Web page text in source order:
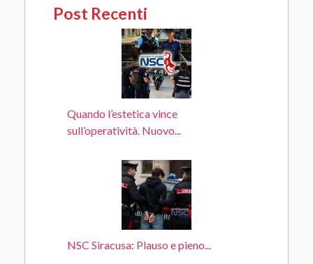
Post Recenti
Quando l’estetica vince
sull’operatività. Nuovo...
NSC Siracusa: Plauso e pieno...